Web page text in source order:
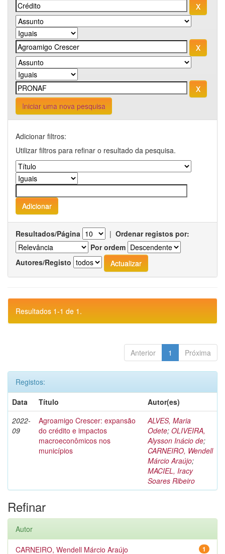
Iniciar uma nova pesquisa
Adicionar filtros:
Utilizar filtros para refinar o resultado da pesquisa.
Resultados/Página | Ordenar registos por:
Por ordem
Autores/Registo
Resultados 1-1 de 1.
Anterior 1 Próxima
Registos:
Data
Título
Autor(es)
2022-
09
Agroamigo Crescer: expansão
do crédito e impactos
macroeconômicos nos
municípios
ALVES, Maria
Odete; OLIVEIRA,
Alysson Inácio de;
CARNEIRO, Wendell
Márcio Araújo;
MACIEL, Iracy
Soares Ribeiro
Refinar
Autor
1
CARNEIRO, Wendell Márcio Araújo